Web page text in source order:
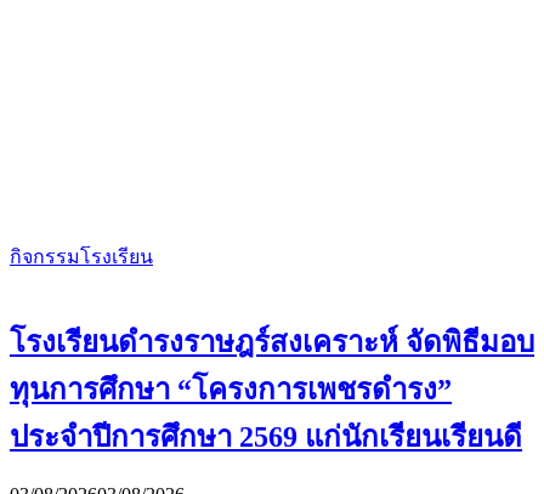
กิจกรรมโรงเรียน
โรงเรียนดำรงราษฎร์สงเคราะห์ จัดพิธีมอบ
ทุนการศึกษา “โครงการเพชรดำรง”
ประจำปีการศึกษา 2569 แก่นักเรียนเรียนดี